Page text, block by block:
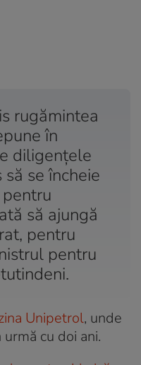
rugămintea
în
diligențele
se încheie
să ajungă
pentru
pentru
Unipetrol, unde
cu doi ani.